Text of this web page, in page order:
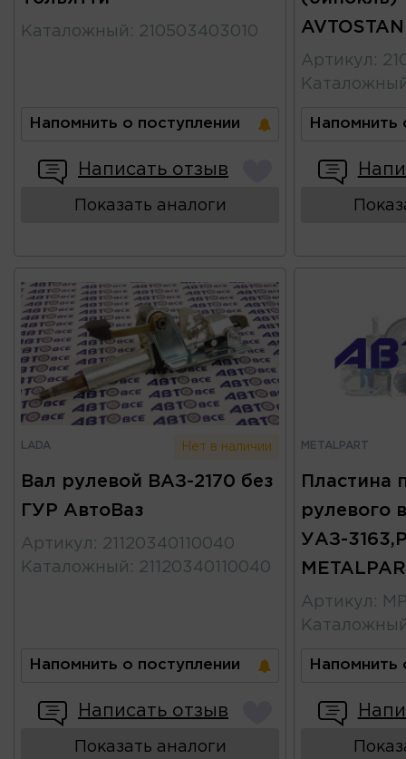
Каталожный : 210503403010
Напомнить о поступлении
Написать отзыв
Показать аналоги
Артикул :
Напомнить
LADA Нет в наличии
Вал рулевой ВАЗ-2170 без
ГУР АвтоВаз
Артикул : 21120340110040
Каталожный : 21120340110040
Напомнить о поступлении
Написать отзыв
Показать аналоги
METALPART
Пластина
рулевого
УАЗ-
Артикул :
Напомнить